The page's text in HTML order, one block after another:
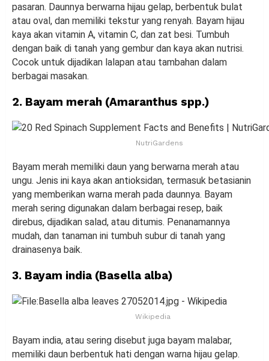
pasaran. Daunnya berwarna hijau gelap, berbentuk bulat
atau oval, dan memiliki tekstur yang renyah. Bayam hijau
kaya akan vitamin A, vitamin C, dan zat besi. Tumbuh
dengan baik di tanah yang gembur dan kaya akan nutrisi.
Cocok untuk dijadikan lalapan atau tambahan dalam
berbagai masakan.
2. Bayam merah (Amaranthus spp.)
NutriGardens
Bayam merah memiliki daun yang berwarna merah atau
ungu. Jenis ini kaya akan antioksidan, termasuk betasianin
yang memberikan warna merah pada daunnya. Bayam
merah sering digunakan dalam berbagai resep, baik
direbus, dijadikan salad, atau ditumis. Penanamannya
mudah, dan tanaman ini tumbuh subur di tanah yang
drainasenya baik.
3. Bayam india (Basella alba)
Wikipedia
Bayam india, atau sering disebut juga bayam malabar,
memiliki daun berbentuk hati dengan warna hijau gelap.